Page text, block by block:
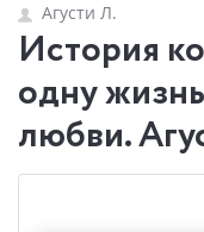
Агусти Л.
История
одну
любви.